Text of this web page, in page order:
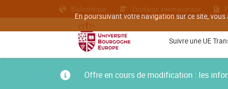
En poursuivant votre navigation sur ce site,
Bibliothèque Etudiants internationaux
Suivre une UE
Offre en cours de modification : les